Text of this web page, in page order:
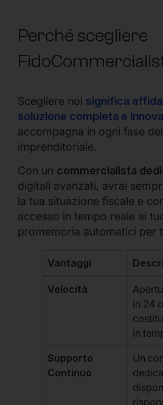
Perché scegliere
Scegliere noi significa
soluzione completa e
accompagna in ogni fase
imprenditoriale.
Con un commercialista
digitali avanzati, avrai
la tua situazione fiscale e
accesso in tempo reale ai
promemoria automatici per
Vantaggi
Velocità
in 24
in
Supporto
Continuo
Un